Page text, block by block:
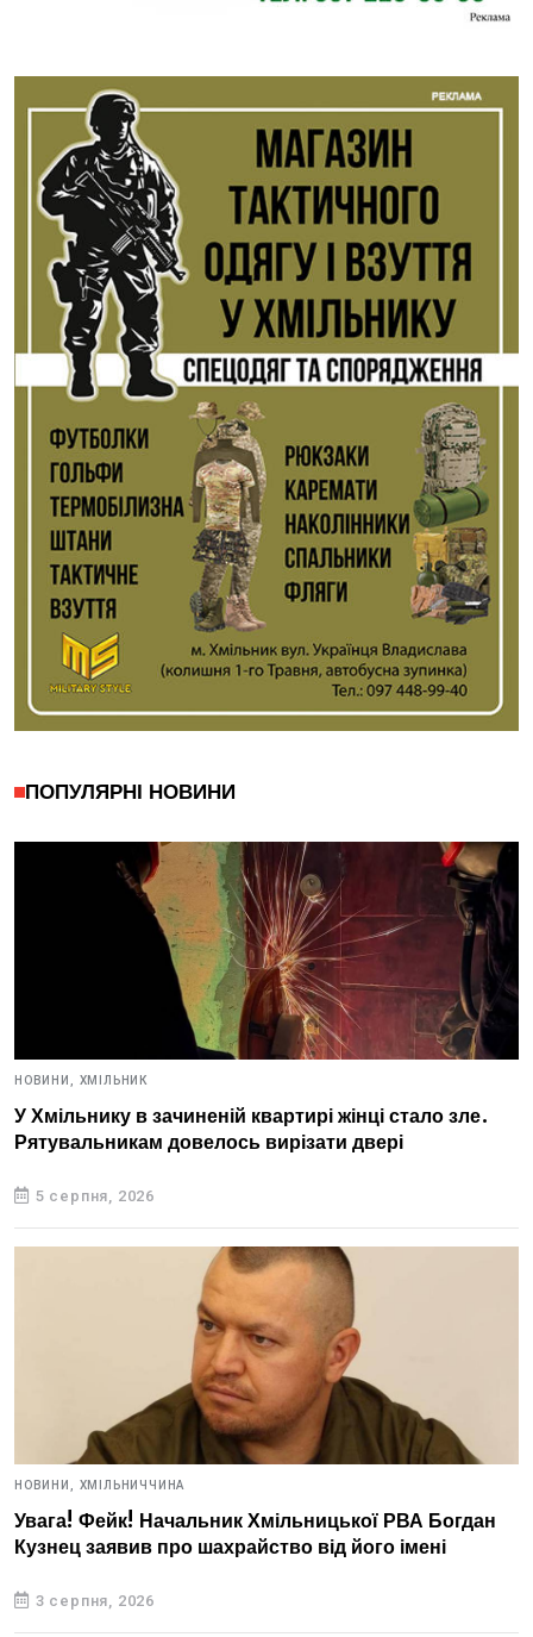
ПОПУЛЯРНІ НОВИНИ
НОВИНИ, ХМІЛЬНИК
У Хмільнику в зачиненій квартирі жінці стало зле.
Рятувальникам довелось вирізати двері
5 серпня, 2026
НОВИНИ, ХМІЛЬНИЧЧИНА
Увага! Фейк! Начальник Хмільницької РВА Богдан
Кузнец заявив про шахрайство від його імені
3 серпня, 2026